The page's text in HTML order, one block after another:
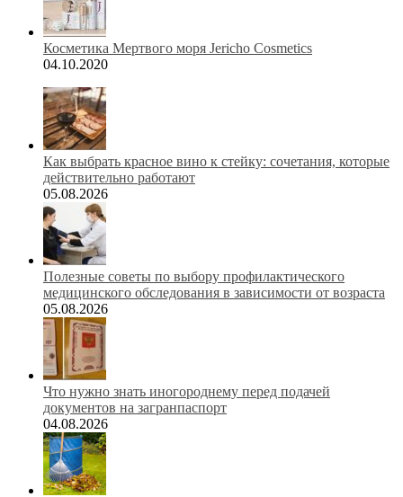
Косметика Мертвого моря Jericho Cosmetics
04.10.2020
Как выбрать красное вино к стейку: сочетания, которые
действительно работают
05.08.2026
Полезные советы по выбору профилактического
медицинского обследования в зависимости от возраста
05.08.2026
Что нужно знать иногороднему перед подачей
документов на загранпаспорт
04.08.2026